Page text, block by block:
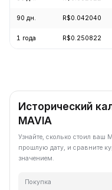
90 дн. R$0.042040
1 года R$0.250822
Исторический
MAVIA
Узнайте, сколько стоил ваш
прошлую дату, и сравните
значением.
Покупка